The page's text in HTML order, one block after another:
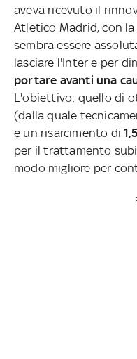
aveva ricevuto il
Atletico Madrid, con
sembra essere
lasciare l'Inter e per
portare avanti una
L'obiettivo: quello di
(dalla quale
e un risarcimento di
per il trattamento
modo migliore per